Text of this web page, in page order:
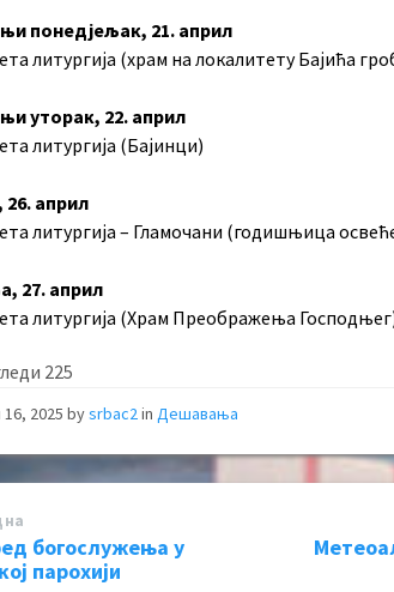
понедјељак, 21. април
литургија (храм на локалитету Бајића
уторак, 22. април
литургија (Бајинци)
26. април
литургија – Гламочани (годишњица
27. април
литургија (Храм Преображења
225
2025 bysrbac2 in Дешавања
богослужења у
парохији